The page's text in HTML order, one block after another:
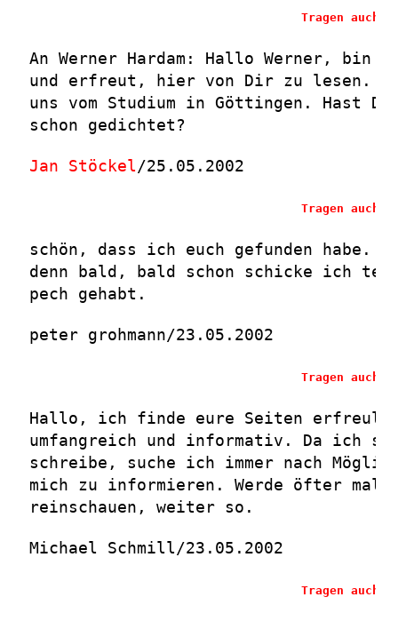
Tragen auch
An Werner Hardam: Hallo Werner, bin
und erfreut, hier von Dir zu lesen.
uns vom Studium in Göttingen. Hast Du
schon gedichtet?
Jan Stöckel/25.05.2002
Tragen auch
schön, dass ich euch gefunden habe.
denn bald, bald schon schicke ich
pech gehabt.
peter grohmann/23.05.2002
Tragen auch
Hallo, ich finde eure Seiten
umfangreich und informativ. Da ich
schreibe, suche ich immer nach
mich zu informieren. Werde öfter mal
reinschauen, weiter so.
Michael Schmill/23.05.2002
Tragen auch